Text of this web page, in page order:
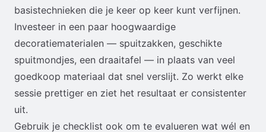
basistechnieken die je keer op keer kunt verfijnen.
Investeer in een paar hoogwaardige
decoratiematerialen — spuitzakken, geschikte
spuitmondjes, een draaitafel — in plaats van veel
goedkoop materiaal dat snel verslijt. Zo werkt elke
sessie prettiger en ziet het resultaat er consistenter
uit.
Gebruik je checklist ook om te evalueren wat wél en